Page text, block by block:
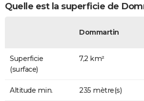
Quelle est la superficie de
Dommartin
Superficie
(surface)
7,2 km²
Altitude min. 235 mètre(s)